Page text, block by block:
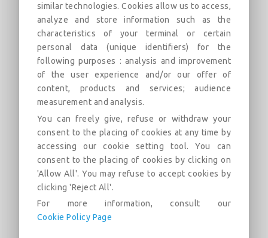
Sistema de divisória de estrutura dupla
interligada, constituído por duas placas de
gesso laminado Placoflam® PPF13 de 12,5 mm
de espessura, aparafusadas a cada lado
externo de uma estrutura metálica de aço
galvanizado composta por duas linhas de
estruturas interligadas, compostas cada uma
delas por railes horizontais e montantes
verticais Placo® M70 de 70 mm, modulados a
600 mm, resultando uma espessura total da
divisória terminada de 190 mm. Incluindo lã
mineral Arena ou similar. Parte proporcional de
massa e fita de juntas, parafusos Placo®,
fixações, banda estanque Placo® sob os perfis
similar technologies. Cookies allow us to access,
analyze and store information such as the
characteristics of your terminal or certain
personal data (unique identifiers) for the
following purposes : analysis and improvement
of the user experience and/or our offer of
content, products and services; audience
measurement and analysis.
You can freely give, refuse or withdraw your
consent to the placing of cookies at any time by
accessing our cookie setting tool. You can
consent to the placing of cookies by clicking on
'Allow All'. You may refuse to accept cookies by
clicking 'Reject All'.
For more information, consult our
Cookie Policy Page